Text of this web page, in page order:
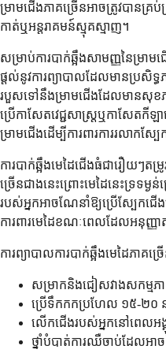
ម្រាមជើងភាគច្រើនអាចត្រូវបាន
កាត់ឬអន្តរាគមន៍ស្មុគស្មាញ។
សម្រាប់ការបាក់ឆ្អឹងសាមញ្ញនៃម្រាម
ផ្តល់នូវការព្យាបាលដែលមានប្រសិទ្ធ
របួសទៅនឹងម្រាមជើងដែលមានសុខភ
ប្រើកាសែតវេជ្ជសាស្រ្តឬកាសែតកី
ម្រាមជើងដើម្បីការពារការរលាកស្បែ
ការបាក់ឆ្អឹងមេដៃជើងធំជារឿយៗតម្
ច្រើនជាងនេះព្រោះមេដៃនេះទ្រទម្ង
របស់អ្នកអាចណែនាំឱ្យប្រើស្បែកជ
ការពារមេដៃខណៈពេលដែលអនុញ្ញា
ការព្យាបាលការបាក់ឆ្អឹងមេដៃភាគ
សម្រាកនិងជៀសវាងសកម្មភ
ប្រើទឹកកកប្រហែល ១៥-២០ ន
លើកជើងរបស់អ្នកនៅពេលអ
ថ្នាំបំបាត់ការឈឺចាប់ដែលអា